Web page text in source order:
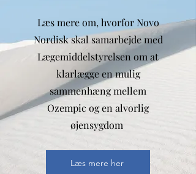
Læs mere om, hvorfor Novo
Nordisk skal samarbejde med
Lægemiddelstyrelsen om at
klarlægge en mulig
sammenhæng mellem
Ozempic og en alvorlig
øjensygdom
Læs mere her